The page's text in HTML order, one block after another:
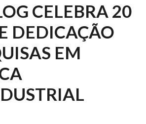
CELEBRA 20
DEDICAÇÃO
EM